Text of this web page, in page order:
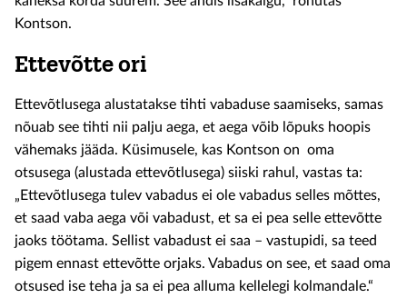
Kontson.
Ettevõtte ori
Ettevõtlusega alustatakse tihti vabaduse saamiseks, samas
nõuab see tihti nii palju aega, et aega võib lõpuks hoopis
vähemaks jääda. Küsimusele, kas Kontson on oma
otsusega (alustada ettevõtlusega) siiski rahul, vastas ta:
„Ettevõtlusega tulev vabadus ei ole vabadus selles mõttes,
et saad vaba aega või vabadust, et sa ei pea selle ettevõtte
jaoks töötama. Sellist vabadust ei saa – vastupidi, sa teed
pigem ennast ettevõtte orjaks. Vabadus on see, et saad oma
otsused ise teha ja sa ei pea alluma kellelegi kolmandale.“